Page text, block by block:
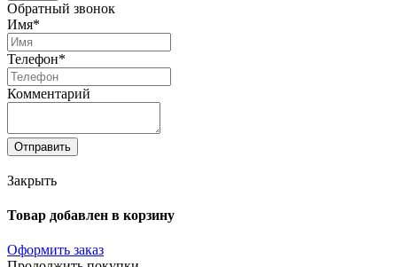
Обратный звонок
Имя*
Телефон*
Комментарий
Отправить
Закрыть
Товар добавлен в корзину
Оформить заказ